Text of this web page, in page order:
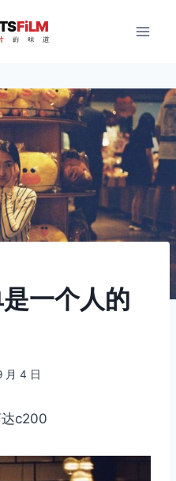
FiLM
的 味 道
一个人的
月 4 日
c200